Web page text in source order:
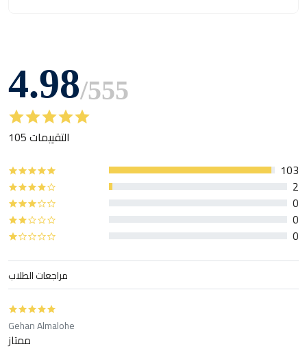
4.98/555
105 التقييمات
103
2
0
0
0
مراجعات الطلاب
Gehan Almalohe
ممتاز